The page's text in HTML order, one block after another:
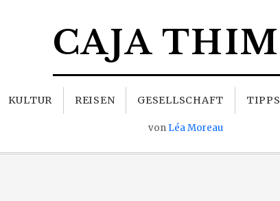
CAJA
KULTUR REISEN GESELLSCHAFT TIPPS
von Léa Moreau